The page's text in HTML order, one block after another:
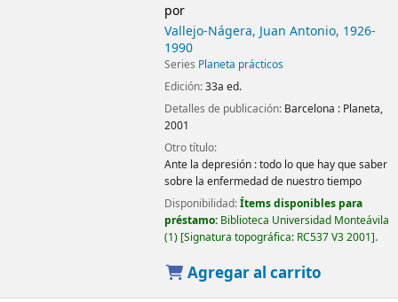
por
Vallejo-Nágera, Juan Antonio, 1926-
1990
Series Planeta prácticos
Edición:33a ed.
Detalles de publicación: Barcelona : Planeta,
2001
Otro título:
Ante la depresión : todo lo que hay que saber
sobre la enfermedad de nuestro tiempo
Disponibilidad:Ítems disponibles para
préstamo: Biblioteca Universidad Monteávila
(1) Signatura topográfica: RC537 V3 2001 .
Agregar al carrito